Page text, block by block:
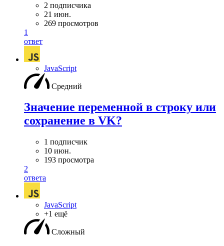
2 подписчика
21 июн.
269 просмотров
1
ответ
JavaScript
Средний
Значение переменной в строку или
сохранение в VK?
1 подписчик
10 июн.
193 просмотра
2
ответа
JavaScript
+1 ещё
Сложный